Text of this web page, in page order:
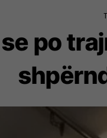
po